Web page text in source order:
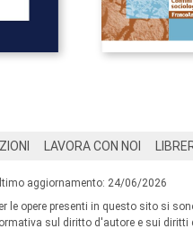
LAVORA CON NOI
aggiornamento: 24/06/2026
le opere presenti in questo sito si
sul diritto d'autore e sui diritti